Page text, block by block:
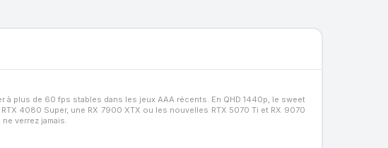
plus de 60 fps stables dans les jeux AAA récents. En QHD 1440p, le sweet
4080 Super, une RX 7900 XTX ou les nouvelles RTX 5070 Ti et RX 9070
verrez jamais.